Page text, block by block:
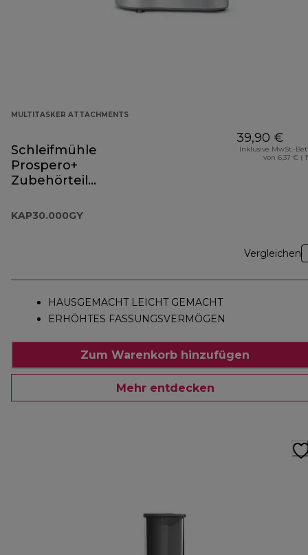
MULTITASKER ATTACHMENTS
Schleifmühle
Prospero+
Zubehörteil
KAP30.000GY
39,90 €
Inklusive MwSt.-
von 6,37 € (
Vergleichen
HAUSGEMACHT LEICHT GEMACHT
ERHÖHTES FASSUNGSVERMÖGEN
Zum Warenkorb hinzufügen
Mehr entdecken